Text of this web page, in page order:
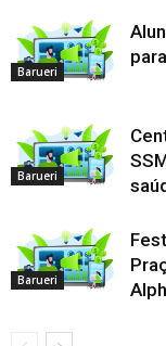
Barueri
Barueri
Barueri